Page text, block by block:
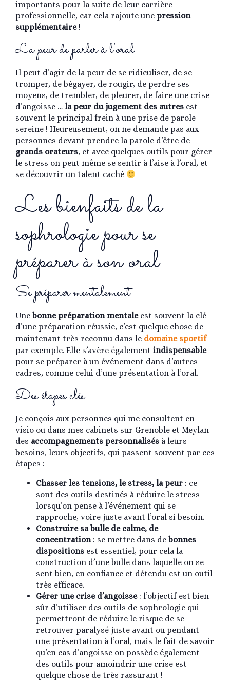
importants pour la suite de leur carrière
professionnelle, car cela rajoute une pression
supplémentaire!
La peur de parler à l’oral
Il peut d’agir de la peur de se ridiculiser, de se
tromper, de bégayer, de rougir, de perdre ses
moyens, de trembler, de pleurer, de faire une crise
d’angoisse … la peur du jugement des autres est
souvent le principal frein à une prise de parole
sereine ! Heureusement, on ne demande pas aux
personnes devant prendre la parole d’être de
grands orateurs, et avec quelques outils pour gérer
le stress on peut même se sentir à l’aise à l’oral, et
se découvrir un talent caché
Les bienfaits de la
sophrologie pour se
préparer à son oral
Se préparer mentalement
Une bonne préparation mentaleest souvent la clé
d’une préparation réussie, c’est quelque chose de
maintenant très reconnu dans le domaine sportif
par exemple. Elle s’avère également indispensable
pour se préparer à un événement dans d’autres
cadres, comme celui d’une présentation à l’oral.
Des étapes clés
Je conçois aux personnes qui me consultent en
visio ou dans mes cabinets sur Grenoble et Meylan
des accompagnements personnalisés à leurs
besoins, leurs objectifs, qui passent souvent par ces
étapes :
Chasser les tensions, le stress, la peur : ce
sont des outils destinés à réduire le stress
lorsqu’on pense à l’événement qui se
rapproche, voire juste avant l’oral si besoin.
Construire sa bulle de calme, de
concentration: se mettre dans de bonnes
dispositions est essentiel, pour cela la
construction d’une bulle dans laquelle on se
sent bien, en confiance et détendu est un outil
très efficace.
Gérer une crise d’angoisse: l’objectif est bien
sûr d’utiliser des outils de sophrologie qui
permettront de réduire le risque de se
retrouver paralysé juste avant ou pendant
une présentation à l’oral, mais le fait de savoir
qu’en cas d’angoisse on possède également
des outils pour amoindrir une crise est
quelque chose de très rassurant !